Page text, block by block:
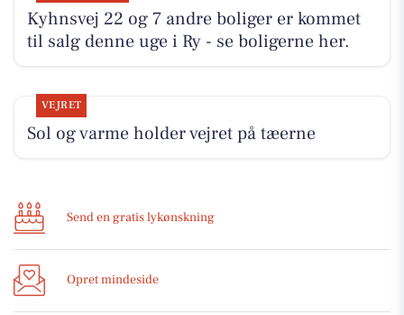
Kyhnsvej 22 og 7 andre boliger er kommet
til salg denne uge i Ry - se boligerne her.
VEJRET
Sol og varme holder vejret på tæerne
Send en gratis lykønskning
Opret mindeside